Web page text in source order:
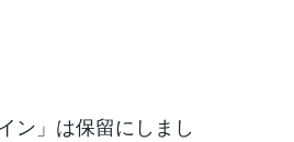
ン」は保留にしまし